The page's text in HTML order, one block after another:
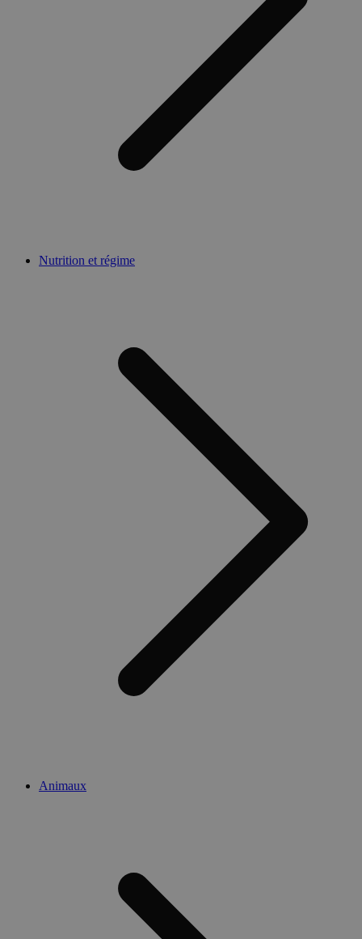
Nutrition et régime
Animaux